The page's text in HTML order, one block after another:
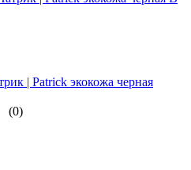
| Patrick экокожа черная
(0)